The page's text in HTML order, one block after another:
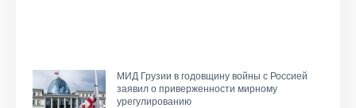
МИД Грузии в годовщину войны с Россией
заявил о приверженности мирному
урегулированию